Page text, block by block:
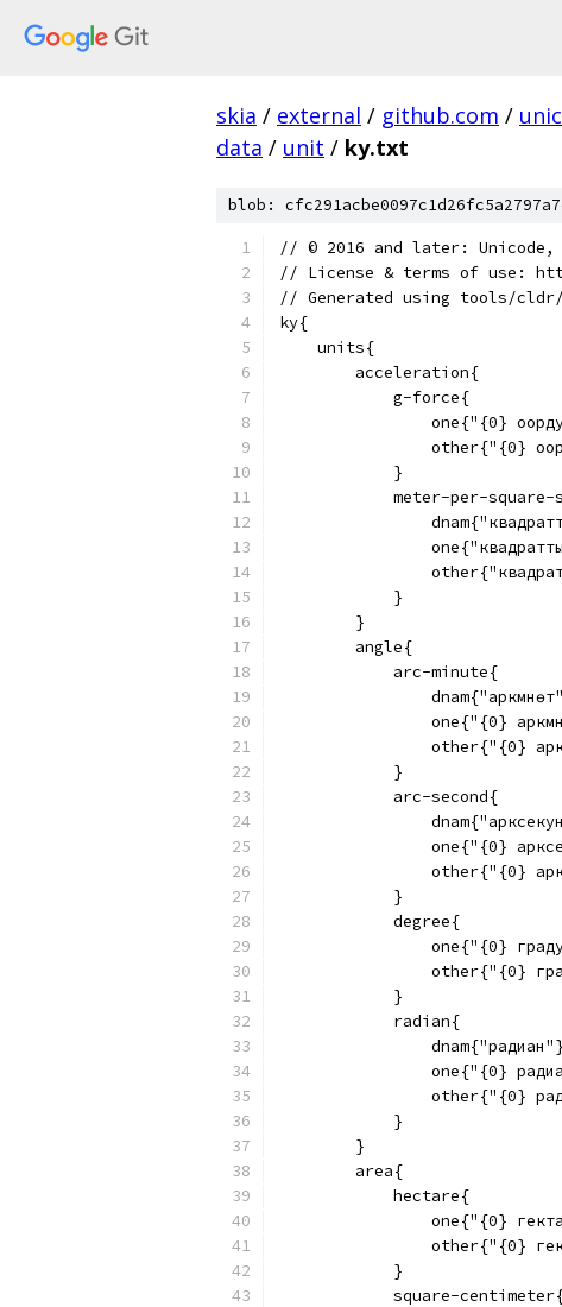
skia / external / github.com /
data / unit / ky.txt
blob:
﻿// © 2016 and later:
// License & terms of use:
// Generated using tools/
ky{
    units{
        acceleration{
            g-force{
one{"{0} оордук
other{"{0}
            }
meter-per-square-
            }
        }
        angle{
            arc-minute{
one{"{0}
other{"{0}
            }
            arc-second{
one{"{0}
other{"{0}
            }
            degree{
one{"{0}
other{"{0}
            }
            radian{
                dnam{"радиан"}
one{"{0}
other{"{0}
            }
        }
        area{
            hectare{
one{"{0}
other{"{0}
            }
square-